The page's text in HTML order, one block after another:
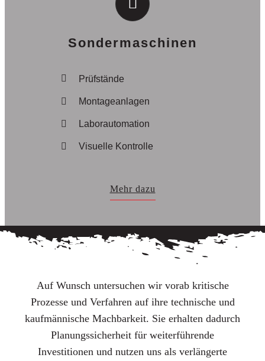
Sondermaschinen
Prüfstände
Montageanlagen
Laborautomation
Visuelle Kontrolle
Mehr dazu
Auf Wunsch untersuchen wir vorab kritische
Prozesse und Verfahren auf ihre technische und
kaufmännische Machbarkeit. Sie erhalten dadurch
Planungssicherheit für weiterführende
Investitionen und nutzen uns als verlängerte